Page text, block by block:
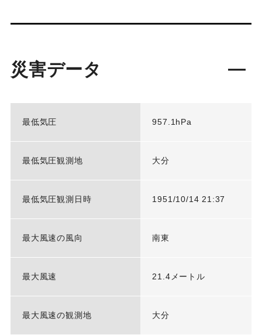
災害データ
最低気圧 957.1hPa
最低気圧観測地 大分
最低気圧観測日時 1951/10/14 21:37
最大風速の風向 南東
最大風速 21.4メートル
最大風速の観測地 大分